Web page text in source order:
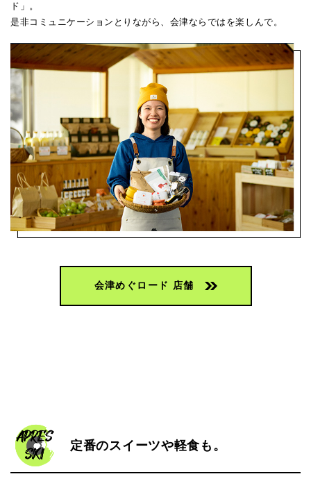
ド」。
是非コミュニケーションとりながら、会津ならではを楽しんで。
会津めぐロード 店舗
定番のスイーツや軽食も。